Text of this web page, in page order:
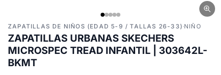
ZAPATILLAS DE NIÑOS (EDAD 5-9 / TALLAS 26-33)·NIÑO
ZAPATILLAS URBANAS SKECHERS
MICROSPEC TREAD INFANTIL | 303642L-
BKMT